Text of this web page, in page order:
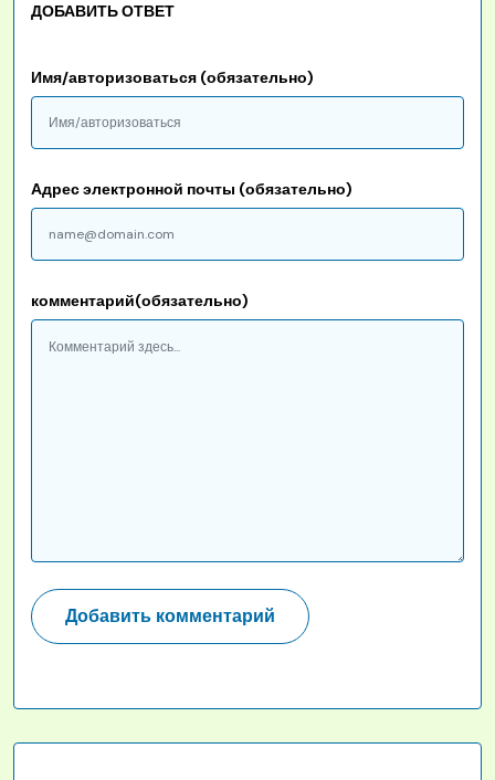
ДОБАВИТЬ ОТВЕТ
комментарий(обязательно)
Имя/авторизоваться (обязательно)
Адрес электронной почты (обязательно)